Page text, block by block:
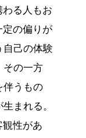
る人もお
定の偏りが
自己の体験
その一方
伴うもの
まれる。
性があ